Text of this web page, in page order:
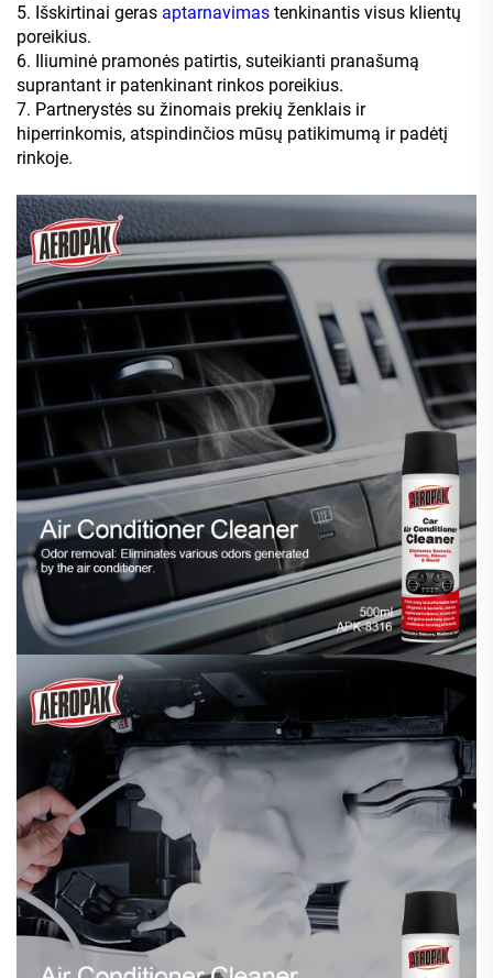
5. Išskirtinai geras aptarnavimas tenkinantis visus klientų
poreikius.
6. Iliuminė pramonės patirtis, suteikianti pranašumą
suprantant ir patenkinant rinkos poreikius.
7. Partnerystės su žinomais prekių ženklais ir
hiperrinkomis, atspindinčios mūsų patikimumą ir padėtį
rinkoje.